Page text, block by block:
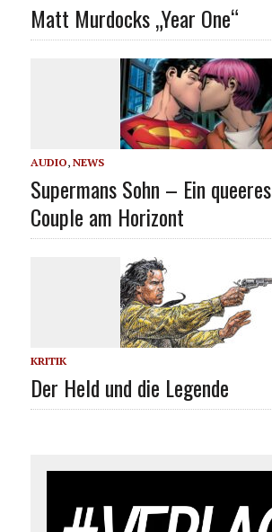
Matt Murdocks „Year One“
AUDIO, NEWS
Supermans Sohn – Ein
Couple am Horizont
KRITIK
Der Held und die Legende